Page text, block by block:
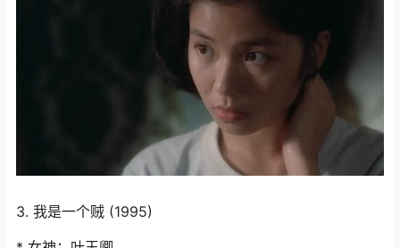
3. 我是一个贼 (1995)